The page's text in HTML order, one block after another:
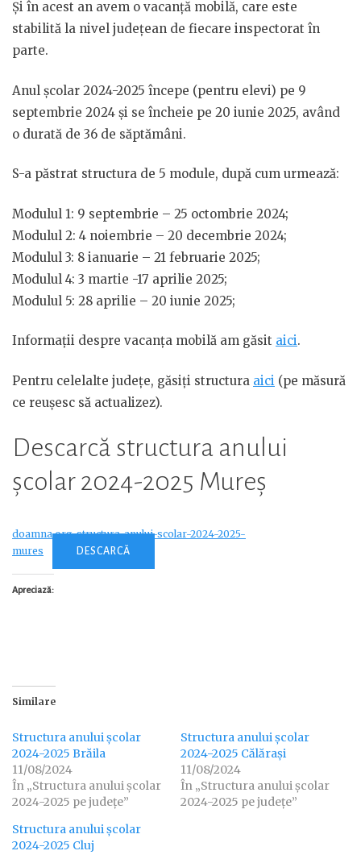
Și în acest an avem o vacanță mobilă, care este
stabilită la nivel județean de fiecare inspectorat în
parte.
Anul școlar 2024-2025 începe (pentru elevi) pe 9
septembrie 2024 și se încheie pe 20 iunie 2025, având
o durată de 36 de săptămâni.
S-a păstrat structura de 5 module, după cum urmează:
Modulul 1: 9 septembrie – 25 octombrie 2024;
Modulul 2: 4 noiembrie – 20 decembrie 2024;
Modulul 3: 8 ianuarie – 21 februarie 2025;
Modulul 4: 3 martie -17 aprilie 2025;
Modulul 5: 28 aprilie – 20 iunie 2025;
Informații despre vacanța mobilă am găsit aici.
Pentru celelalte județe, găsiți structura aici (pe măsură
ce reușesc să actualizez).
Descarcă structura anului
școlar 2024-2025 Mureș
doamna.org_structura-anului-scolar-2024-2025-
mures
DESCARCĂ
Apreciază:
Similare
Structura anului școlar
2024-2025 Brăila
11/08/2024
În „Structura anului școlar
2024-2025 pe județe”
Structura anului școlar
2024-2025 Călărași
11/08/2024
În „Structura anului școlar
2024-2025 pe județe”
Structura anului școlar
2024-2025 Cluj